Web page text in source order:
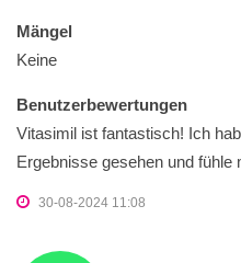
Mängel
Keine
Benutzerbewertungen
Vitasimil ist fantastisch! Ich
Ergebnisse gesehen und fühle
30-08-2024 11:08